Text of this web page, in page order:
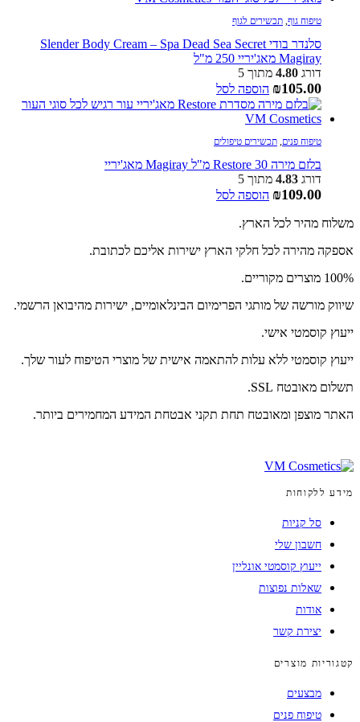
טיפוח גוף, תכשירים לגוף
סלנדר בודי Slender Body Cream – Spa Dead Sea Secret
Magiray מאג'יריי 250 מ"ל
דורג 4.80 מתוך 5
₪105.00 הוספה לסל
טיפוח פנים, תכשירים טיפולים
בלזם מירה Restore 30 מ"ל Magiray מאג'יריי
דורג 4.83 מתוך 5
₪109.00 הוספה לסל
משלוח מהיר לכל הארץ.
אספקה מהירה לכל חלקי הארץ ישירות אליכם לכתובת.
100% מוצרים מקוריים.
שיווק מורשה של מותגי הפרימיום הבינלאומיים, ישירות מהיבואן הרשמי.
ייעוץ קוסמטי אישי.
ייעוץ קוסמטי ללא עלות להתאמה אישית של מוצרי הטיפוח לעור שלך.
תשלום מאובטח SSL.
האתר מוצפן ומאובטח תחת תקני אבטחת המידע המחמירים ביותר.
מידע ללקוחות
סל קניות
חשבון שלי
ייעוץ קוסמטי אונליין
שאלות נפוצות
אודות
יצירת קשר
קטגוריות מוצרים
מבצעים
טיפוח פנים